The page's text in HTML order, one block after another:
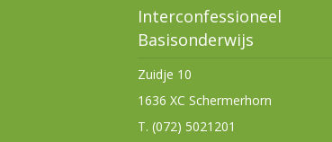
Interconfessioneel
Basisonderwijs
Zuidje 10
1636 XC Schermerhorn
T. (072) 5021201